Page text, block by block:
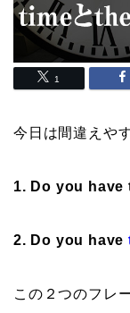
1
今日は間違えや
1. Do you have
2. Do you have
この２つのフレ